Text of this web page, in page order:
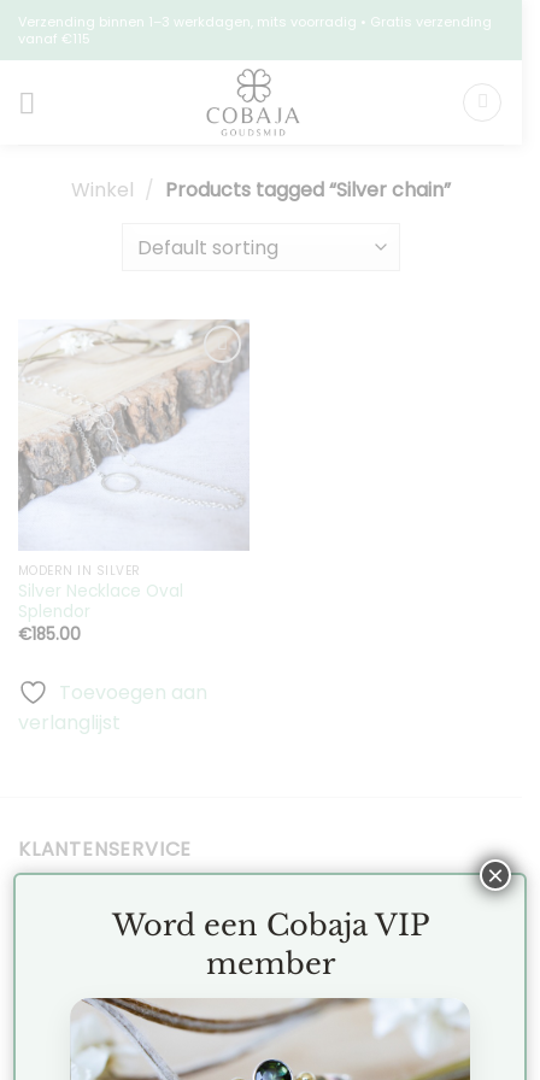
SkipVerzending binnen 1–3 werkdagen, mits voorradig • Gratis verzending
vanaf €115
Winkel / Products tagged “Silver chain”
Toevoegen
MODERN IN SILVER
Silver Necklace Oval
Splendor
€185.00
Toevoegen aan
verlanglijst
KLANTENSERVICE
Terms and Conditions
Exchanges and Returns
Privacy Policy
Word een Cobaja VIP
member
×